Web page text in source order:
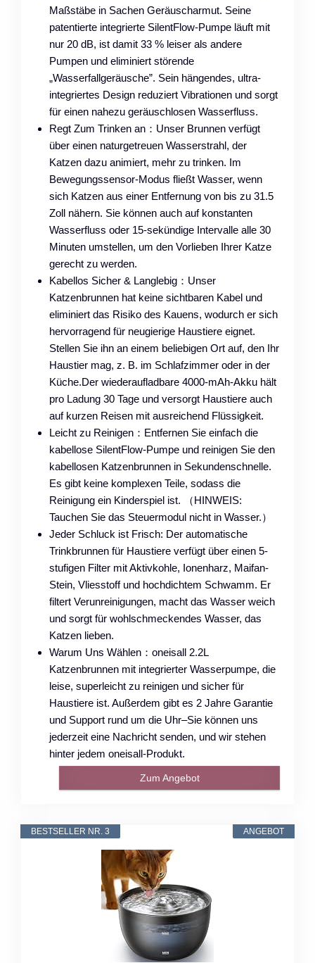
Maßstäbe in Sachen Geräuscharmut. Seine
patentierte integrierte SilentFlow-Pumpe läuft mit
nur 20 dB, ist damit 33 % leiser als andere
Pumpen und eliminiert störende
„Wasserfallgeräusche”. Sein hängendes, ultra-
integriertes Design reduziert Vibrationen und sorgt
für einen nahezu geräuschlosen Wasserfluss.
Regt Zum Trinken an：Unser Brunnen verfügt
über einen naturgetreuen Wasserstrahl, der
Katzen dazu animiert, mehr zu trinken. Im
Bewegungssensor-Modus fließt Wasser, wenn
sich Katzen aus einer Entfernung von bis zu 31.5
Zoll nähern. Sie können auch auf konstanten
Wasserfluss oder 15-sekündige Intervalle alle 30
Minuten umstellen, um den Vorlieben Ihrer Katze
gerecht zu werden.
Kabellos Sicher & Langlebig：Unser
Katzenbrunnen hat keine sichtbaren Kabel und
eliminiert das Risiko des Kauens, wodurch er sich
hervorragend für neugierige Haustiere eignet.
Stellen Sie ihn an einem beliebigen Ort auf, den Ihr
Haustier mag, z. B. im Schlafzimmer oder in der
Küche.Der wiederaufladbare 4000-mAh-Akku hält
pro Ladung 30 Tage und versorgt Haustiere auch
auf kurzen Reisen mit ausreichend Flüssigkeit.
Leicht zu Reinigen：Entfernen Sie einfach die
kabellose SilentFlow-Pumpe und reinigen Sie den
kabellosen Katzenbrunnen in Sekundenschnelle.
Es gibt keine komplexen Teile, sodass die
Reinigung ein Kinderspiel ist. （HINWEIS:
Tauchen Sie das Steuermodul nicht in Wasser.）
Jeder Schluck ist Frisch: Der automatische
Trinkbrunnen für Haustiere verfügt über einen 5-
stufigen Filter mit Aktivkohle, Ionenharz, Maifan-
Stein, Vliesstoff und hochdichtem Schwamm. Er
filtert Verunreinigungen, macht das Wasser weich
und sorgt für wohlschmeckendes Wasser, das
Katzen lieben.
Warum Uns Wählen：oneisall 2.2L
Katzenbrunnen mit integrierter Wasserpumpe, die
leise, superleicht zu reinigen und sicher für
Haustiere ist. Außerdem gibt es 2 Jahre Garantie
und Support rund um die Uhr–Sie können uns
jederzeit eine Nachricht senden, und wir stehen
hinter jedem oneisall-Produkt.
Zum Angebot
ANGEBOT
BESTSELLER NR. 3